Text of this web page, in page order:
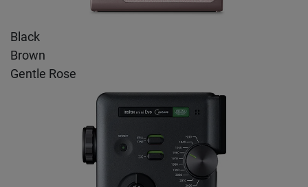
Black
Brown
Gentle Rose